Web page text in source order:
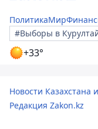
ПолитикаМир
#Выборы в
+33°
Новости Казахстана
Редакция Zakon.kz